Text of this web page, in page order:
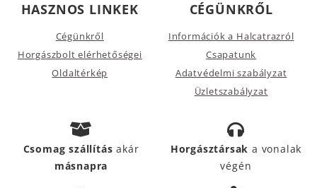
HASZNOS LINKEK
Cégünkről
Horgászbolt elérhetőségei
Oldaltérkép
CÉGÜNKRŐL
Információk a Halcatrazról
Csapatunk
Adatvédelmi szabályzat
Üzletszabályzat
Csomag szállításakár
másnapra
Horgásztársak a vonalak
végén